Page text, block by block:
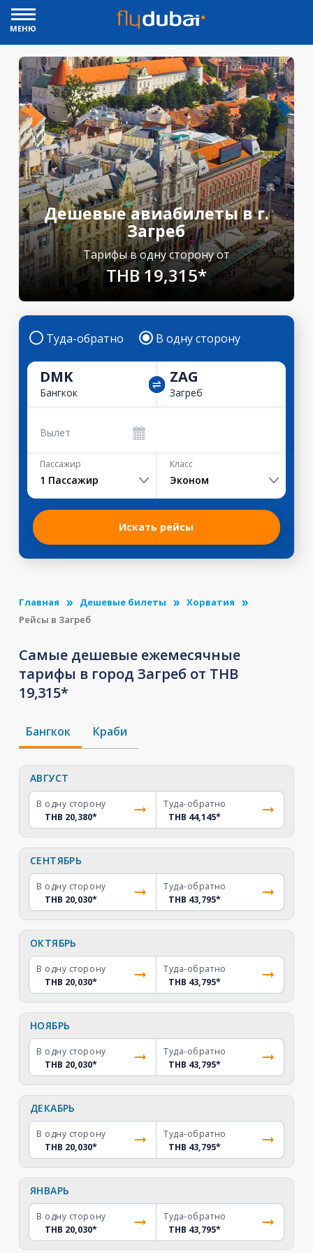
МЕНЮ
Дешевые авиабилеты в г.
Загреб
Тарифы в одну сторону от
THB 19,315*
Туда-обратно В одну сторону
DMK
Бангкок
ZAG
Загреб
Вылет
Пассажир
1 Пассажир
Класс
Эконом
Искать рейсы
Главная Дешевые билеты
Хорватия
Рейсы в Загреб
Самые дешевые ежемесячные
тарифы в город Загреб от THB
19,315*
Бангкок Краби
АВГУСТ
В одну сторону
THB 20,380*
Туда-обратно
THB 44,145*
СЕНТЯБРЬ
В одну сторону
THB 20,030*
Туда-обратно
THB 43,795*
ОКТЯБРЬ
В одну сторону
THB 20,030*
Туда-обратно
THB 43,795*
НОЯБРЬ
В одну сторону
THB 20,030*
Туда-обратно
THB 43,795*
ДЕКАБРЬ
В одну сторону
THB 20,030*
Туда-обратно
THB 43,795*
ЯНВАРЬ
В одну сторону
THB 20,030*
Туда-обратно
THB 43,795*